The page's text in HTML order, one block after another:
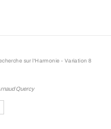
sur l'Harmonie - Variation 8
Quercy